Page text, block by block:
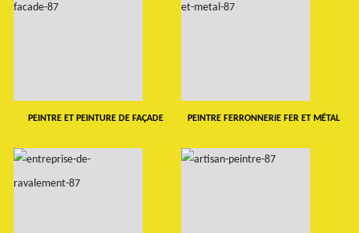
PEINTRE ET PEINTURE DE FAÇADE PEINTRE FERRONNERIE FER ET MÉTAL